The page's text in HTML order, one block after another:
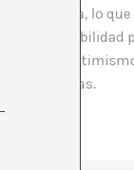
definitiva, lo que
la responsabilidad
y el
positivas.